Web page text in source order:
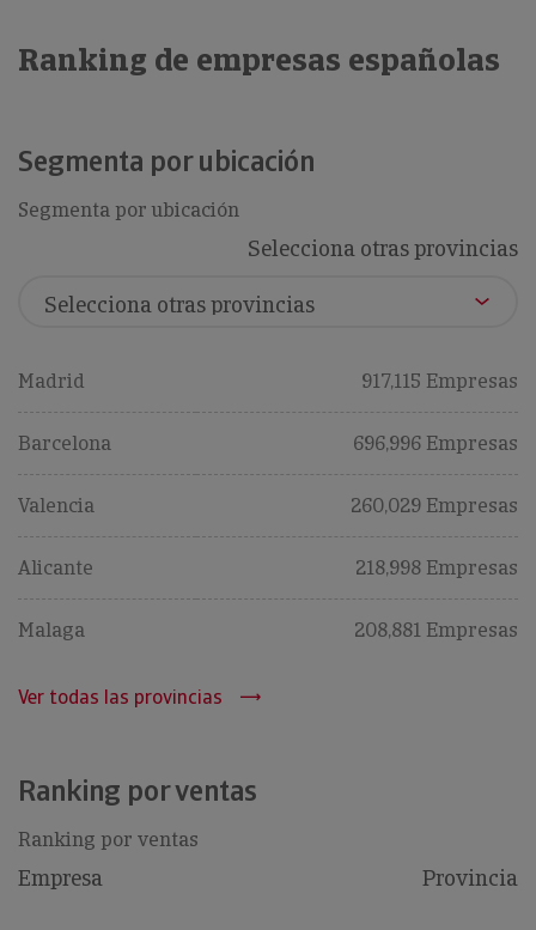
Ranking de empresas españolas
Segmenta por ubicación
Segmenta por ubicación
Selecciona otras provincias
Madrid 917,115 Empresas
Barcelona 696,996 Empresas
Valencia 260,029 Empresas
Alicante 218,998 Empresas
Malaga 208,881 Empresas
Ver todas las provincias
Ranking por ventas
Ranking por ventas
Empresa Provincia